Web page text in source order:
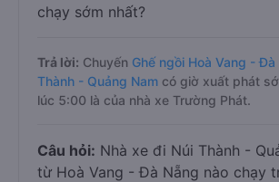
chạy sớm nhất?
Trả lời: Chuyến Ghế ngồi Hoà Vang - Đà
Thành - Quảng Nam có giờ xuất phát
lúc 5:00 là của nhà xe Trường Phát.
Câu hỏi: Nhà xe đi Núi Thành -
từ Hoà Vang - Đà Nẵng nào chạy